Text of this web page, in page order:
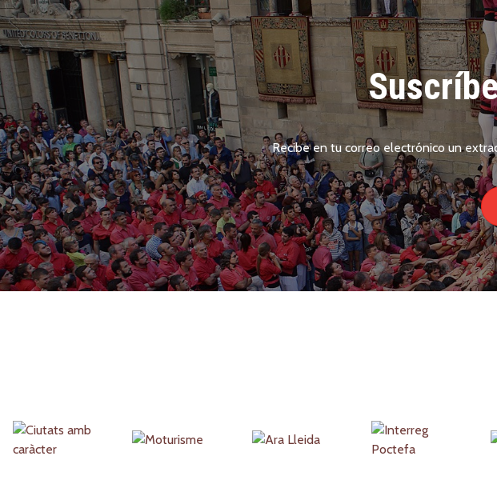
Recibe en tu correo electrónico un
Partners